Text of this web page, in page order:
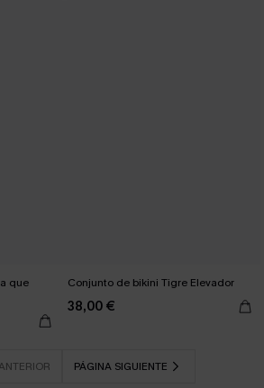
que
Conjunto de bikini Tigre Elevador
38,00 €
PÁGINA SIGUIENTE